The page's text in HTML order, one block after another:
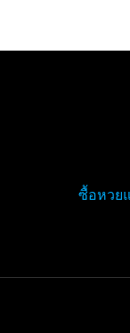
ซื้อหวย